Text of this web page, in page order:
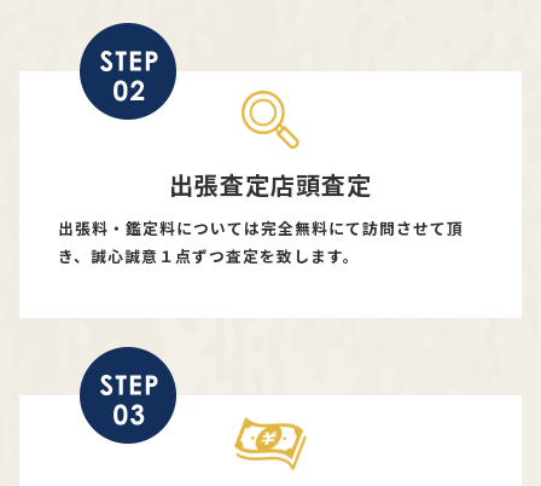
出張査定店頭査定
出張料・鑑定料については完全無料にて訪問させて頂
き、誠心誠意１点ずつ査定を致します。